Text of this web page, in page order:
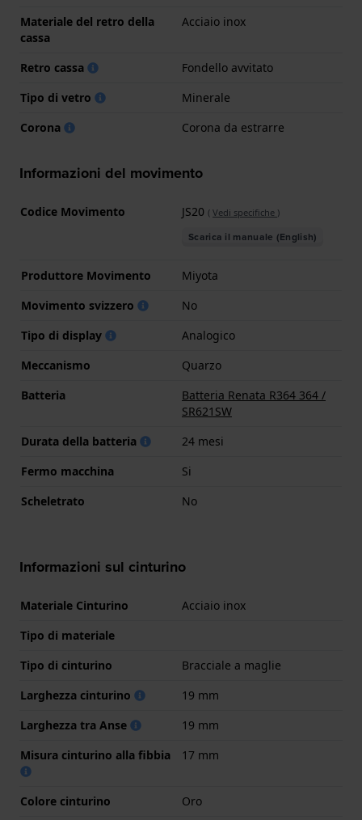
Materiale del retro della
cassa
Acciaio inox
Retro cassa
Fondello avvitato
Tipo di vetro
Minerale
Corona
Corona da estrarre
Informazioni del movimento
Codice Movimento JS20 ( Vedi specifiche )
Scarica il manuale (English)
Produttore Movimento
Miyota
Movimento svizzero
No
Tipo di display
Analogico
Meccanismo
Quarzo
Batteria
Batteria Renata R364 364 /
SR621SW
Durata della batteria
24 mesi
Fermo macchina
Si
Scheletrato
No
Informazioni sul cinturino
Materiale Cinturino
Acciaio inox
Tipo di materiale
Tipo di cinturino
Bracciale a maglie
Larghezza cinturino
19 mm
Larghezza tra Anse
19 mm
Misura cinturino alla fibbia
17 mm
Colore cinturino Oro